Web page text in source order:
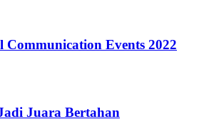
Events 2022
Juara Bertahan